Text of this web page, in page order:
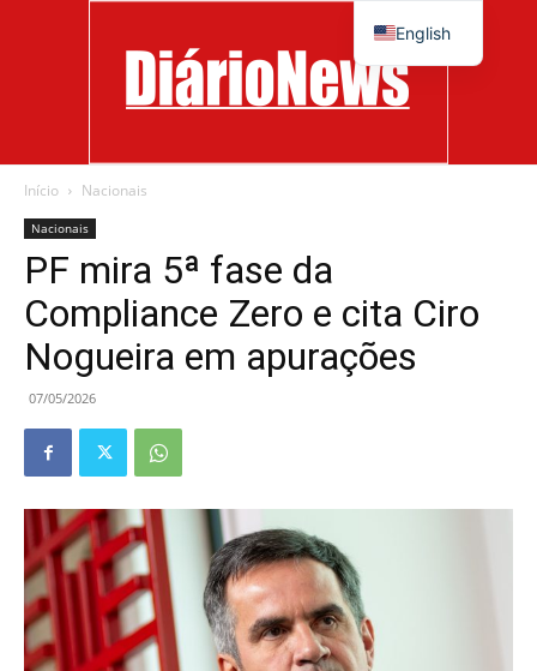
News
Início Nacionais
Nacionais
PF mira 5ª fase da
Compliance Zero e cita Ciro
Nogueira em apurações
07/05/2026
English